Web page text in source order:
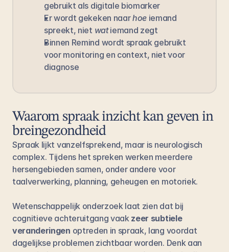
gebruikt als digitale biomarker
Er wordt gekeken naar hoe iemand
spreekt, niet wat iemand zegt
Binnen Remind wordt spraak gebruikt
voor monitoring en context, niet voor
diagnose
Waarom spraak inzicht kan geven in
breingezondheid
Spraak lijkt vanzelfsprekend, maar is neurologisch
complex. Tijdens het spreken werken meerdere
hersengebieden samen, onder andere voor
taalverwerking, planning, geheugen en motoriek.
Wetenschappelijk onderzoek laat zien dat bij
cognitieve achteruitgang vaak zeer subtiele
veranderingen optreden in spraak, lang voordat
dagelijkse problemen zichtbaar worden. Denk aan